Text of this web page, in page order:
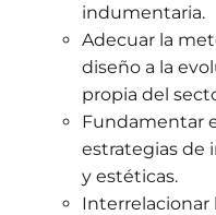
indumentaria.
Adecuar la
diseño a la
propia del
Fundamentar
estrategias de
y estéticas.
Interrelacionar